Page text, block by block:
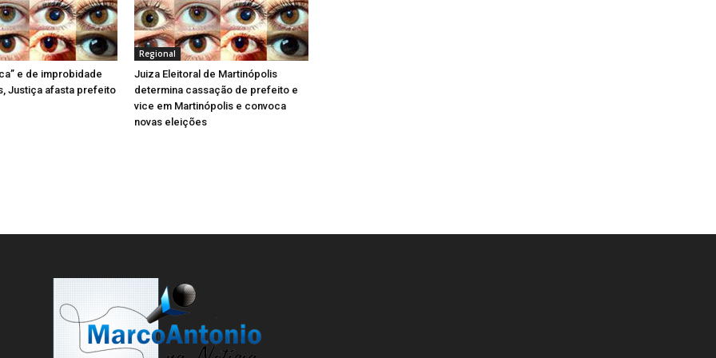
)
e de improbidade
Justiça afasta prefeito
Regional
Juiza Eleitoral de Martinópolis
determina cassação de prefeito e
vice em Martinópolis e convoca
novas eleições